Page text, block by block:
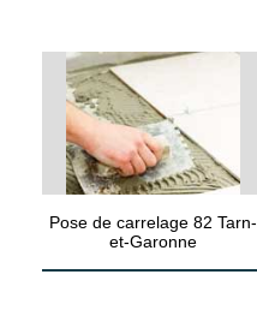
Pose de carrelage 82 Tarn-
et-Garonne